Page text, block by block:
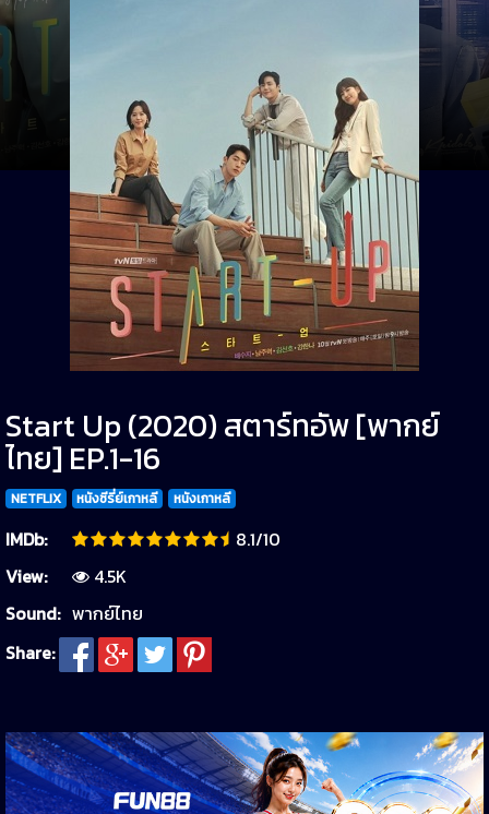
Start Up (2020) สตาร์ทอัพ [พากย์
ไทย] EP.1-16
NETFLIX หนังซีรี่ย์เกาหลี หนังเกาหลี
IMDb:
8.1/10
View:
4.5K
Sound: พากย์ไทย
Share: